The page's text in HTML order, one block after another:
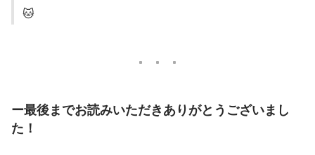
🐱
ー最後までお読みいただきありがとうございまし
た！